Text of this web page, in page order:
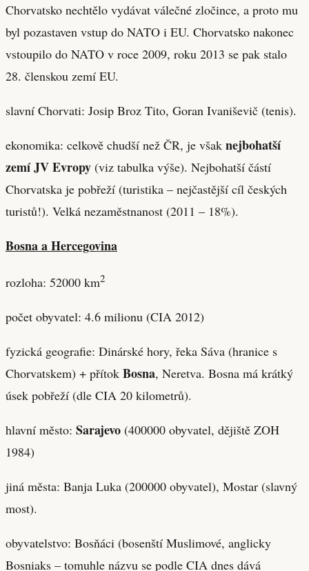
Chorvatsko nechtělo vydávat válečné zločince, a proto mu
byl pozastaven vstup do NATO i EU. Chorvatsko nakonec
vstoupilo do NATO v roce 2009, roku 2013 se pak stalo
28. členskou zemí EU.
slavní Chorvati: Josip Broz Tito, Goran Ivaniševič (tenis).
ekonomika: celkově chudší než ČR, je však nejbohatší
zemí JV Evropy (viz tabulka výše). Nejbohatší částí
Chorvatska je pobřeží (turistika – nejčastější cíl českých
turistů!). Velká nezaměstnanost (2011 – 18%).
Bosna a Hercegovina
rozloha: 52000 km2
počet obyvatel: 4.6 milionu (CIA 2012)
fyzická geografie: Dinárské hory, řeka Sáva (hranice s
Chorvatskem) + přítok Bosna, Neretva. Bosna má krátký
úsek pobřeží (dle CIA 20 kilometrů).
hlavní město: Sarajevo (400000 obyvatel, dějiště ZOH
1984)
jiná města: Banja Luka (200000 obyvatel), Mostar (slavný
most).
obyvatelstvo: Bosňáci (bosenští Muslimové, anglicky
Bosniaks – tomuhle názvu se podle CIA dnes dává